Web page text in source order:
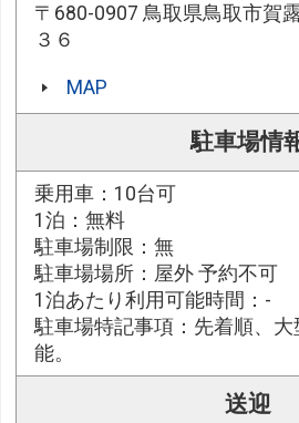
〒680-0907 鳥取県鳥取市賀
３６
MAP
駐車場情
乗用車：10台可
1泊：無料
駐車場制限：無
駐車場場所：屋外 予約不可
1泊あたり利用可能時間：-
駐車場特記事項：先着順、
能。
送迎